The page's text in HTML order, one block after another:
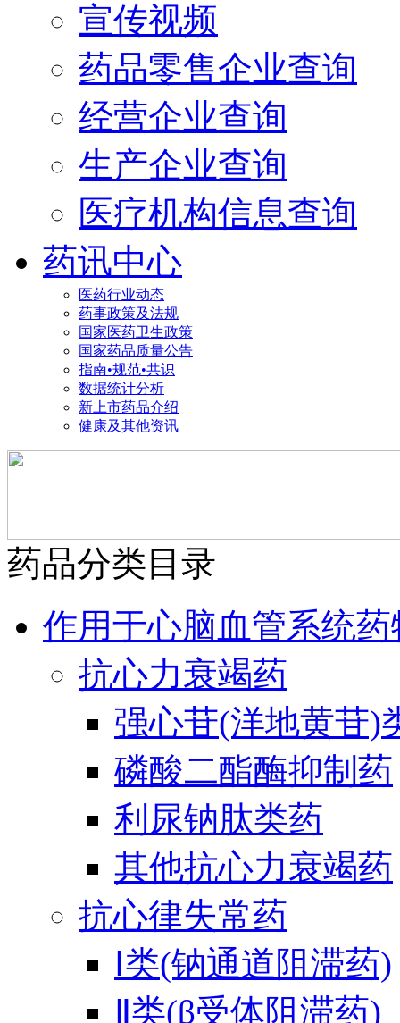
宣传视频
药品零售企业查询
经营企业查询
生产企业查询
医疗机构信息查询
药讯中心
医药行业动态
药事政策及法规
国家医药卫生政策
国家药品质量公告
指南•规范•共识
数据统计分析
新上市药品介绍
健康及其他资讯
药品分类目录
作用于心脑血管系统药
抗心力衰竭药
强心苷(洋地黄苷)
磷酸二酯酶抑制药
利尿钠肽类药
其他抗心力衰竭药
抗心律失常药
Ⅰ类(钠通道阻滞药)
Ⅱ类(β受体阻滞药)